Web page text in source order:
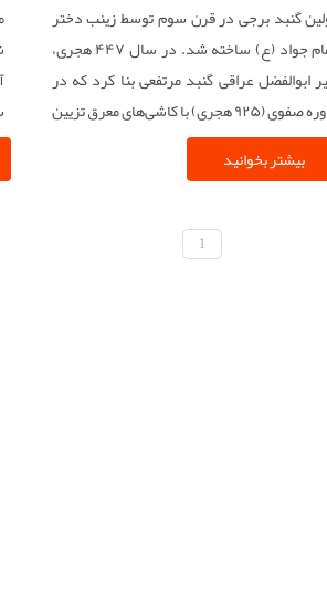
گنبد برجی در قرن سوم توسط زینب دختر
امام جواد (ع) ساخته شد. در سال ۴۴۷ هجری،
ابوالفضل عراقی گنبد مرتفعی بنا کرد که در
دوره صفوی (۹۲۵ هجری) با کاشی‌های معرق تزیین
گنبد طلایی کنونی در زمان فتحعلی شاه قاجار
بیشتر بخوانید
1